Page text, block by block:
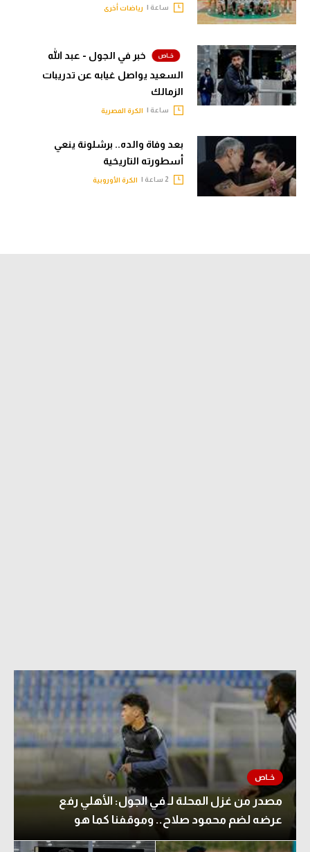
ساعة | رياضات أخرى
خبر في الجول - عبد الله
السعيد يواصل غيابه عن تدريبات
الزمالك
ساعة | الكرة المصرية
بعد وفاة والده.. برشلونة ينعي
أسطورته التاريخية
الكرة الأوروبية
مصدر من غزل المحلة لـ في الجول: الأهلي رفع
عرضه لضم محمود صلاح.. وموقفنا كما هو